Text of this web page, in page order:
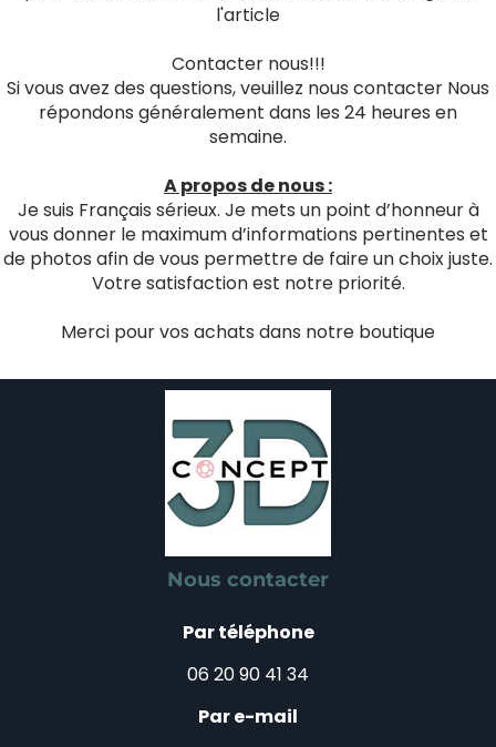
l'article
Contacter nous!!!
Si vous avez des questions, veuillez nous contacter Nous
répondons généralement dans les 24 heures en
semaine.
A propos de nous :
Je suis Français sérieux. Je mets un point d’honneur à
vous donner le maximum d’informations pertinentes et
de photos afin de vous permettre de faire un choix juste.
Votre satisfaction est notre priorité.
Merci pour vos achats dans notre boutique
Nous contacter
Par téléphone
06 20 90 41 34
Par e-mail